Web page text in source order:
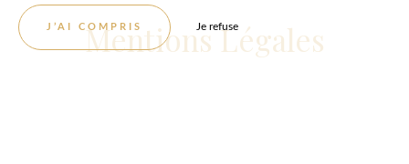
Mentions Légales
J’AI COMPRIS Je refuse